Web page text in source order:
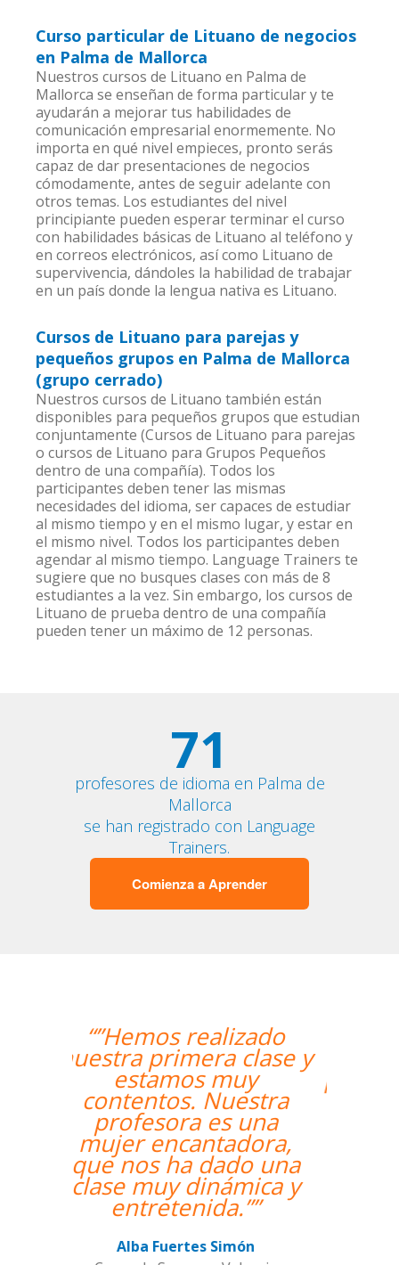
Curso particular de Lituano de negocios
en Palma de Mallorca
Nuestros cursos de Lituano en Palma de
Mallorca se enseñan de forma particular y te
ayudarán a mejorar tus habilidades de
comunicación empresarial enormemente. No
importa en qué nivel empieces, pronto serás
capaz de dar presentaciones de negocios
cómodamente, antes de seguir adelante con
otros temas. Los estudiantes del nivel
principiante pueden esperar terminar el curso
con habilidades básicas de Lituano al teléfono y
en correos electrónicos, así como Lituano de
supervivencia, dándoles la habilidad de trabajar
en un país donde la lengua nativa es Lituano.
Cursos de Lituano para parejas y
pequeños grupos en Palma de Mallorca
(grupo cerrado)
Nuestros cursos de Lituano también están
disponibles para pequeños grupos que estudian
conjuntamente (Cursos de Lituano para parejas
o cursos de Lituano para Grupos Pequeños
dentro de una compañía). Todos los
participantes deben tener las mismas
necesidades del idioma, ser capaces de estudiar
al mismo tiempo y en el mismo lugar, y estar en
el mismo nivel. Todos los participantes deben
agendar al mismo tiempo. Language Trainers te
sugiere que no busques clases con más de 8
estudiantes a la vez. Sin embargo, los cursos de
Lituano de prueba dentro de una compañía
pueden tener un máximo de 12 personas.
71
profesores de idioma en Palma de
Mallorca
se han registrado con Language
Trainers.
Comienza a Aprender
“”Me han encontrado
un profesor nativo y
pude disfrutar de mis
clases de Swahili.””
Alexandra Keller
Curso de Swahili en Madrid